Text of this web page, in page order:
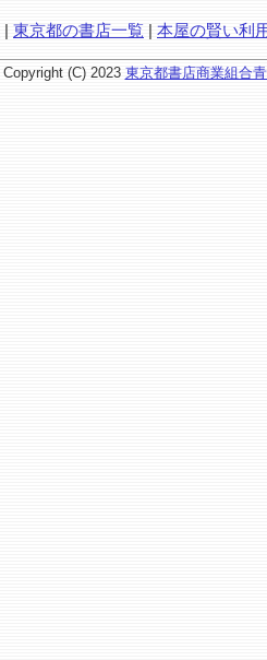
| 東京都の書店一覧 | 本屋の賢い利
Copyright (C) 2023 東京都書店商業組合